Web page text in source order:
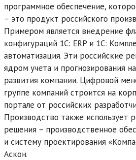
программное обеспечение,
– это продукт российского
Примером является внедрение
конфигураций 1С: ERP и 1С:
автоматизация. Эти российские
ядром учета и прогнозирования
развития компании. Цифровой
группе компаний строится на
портале от российских
Производство также использует
решения – производственное
и систему проектирования
Аскон.